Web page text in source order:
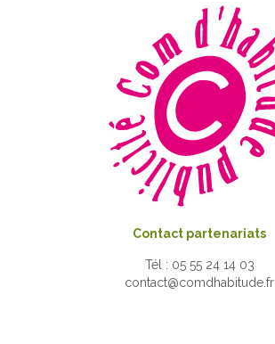
Contact partenariats
Tél : 05 55 24 14 03
contact@comdhabitude.fr